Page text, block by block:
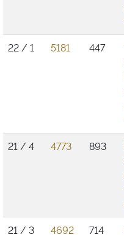
22 / 1 5181 447
21 / 4 4773 893
21 / 3 4692 714